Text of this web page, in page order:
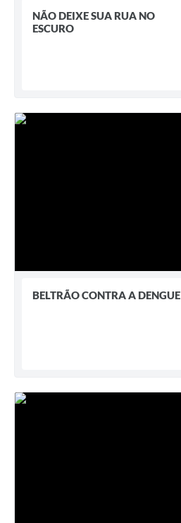
NÃO DEIXE SUA RUA NO
ESCURO
BELTRÃO CONTRA A DENGUE